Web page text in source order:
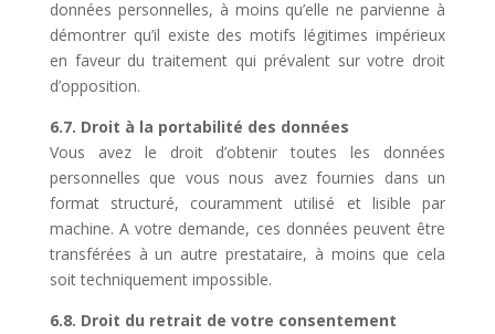
données personnelles, à moins qu’elle ne parvienne à
démontrer qu’il existe des motifs légitimes impérieux
en faveur du traitement qui prévalent sur votre droit
d’opposition.
6.7. Droit à la portabilité des données
Vous avez le droit d’obtenir toutes les données
personnelles que vous nous avez fournies dans un
format structuré, couramment utilisé et lisible par
machine. A votre demande, ces données peuvent être
transférées à un autre prestataire, à moins que cela
soit techniquement impossible.
6.8. Droit du retrait de votre consentement